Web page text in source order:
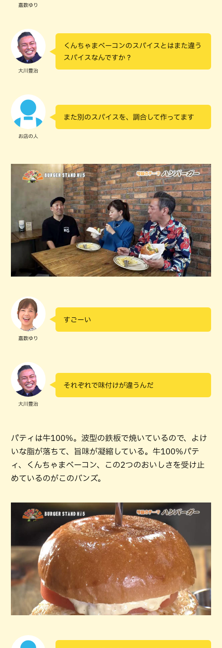
嘉数ゆり
大川豊治
くんちゃまベーコンのスパイスとはまた違う
スパイスなんですか？
お店の人
また別のスパイスを、調合して作ってます
嘉数ゆり
すごーい
大川豊治
それぞれで味付けが違うんだ
パティは牛100%。波型の鉄板で焼いているので、よけ
いな脂が落ちて、旨味が凝縮している。牛100%パテ
ィ、くんちゃまベーコン、この2つのおいしさを受け止
めているのがこのバンズ。